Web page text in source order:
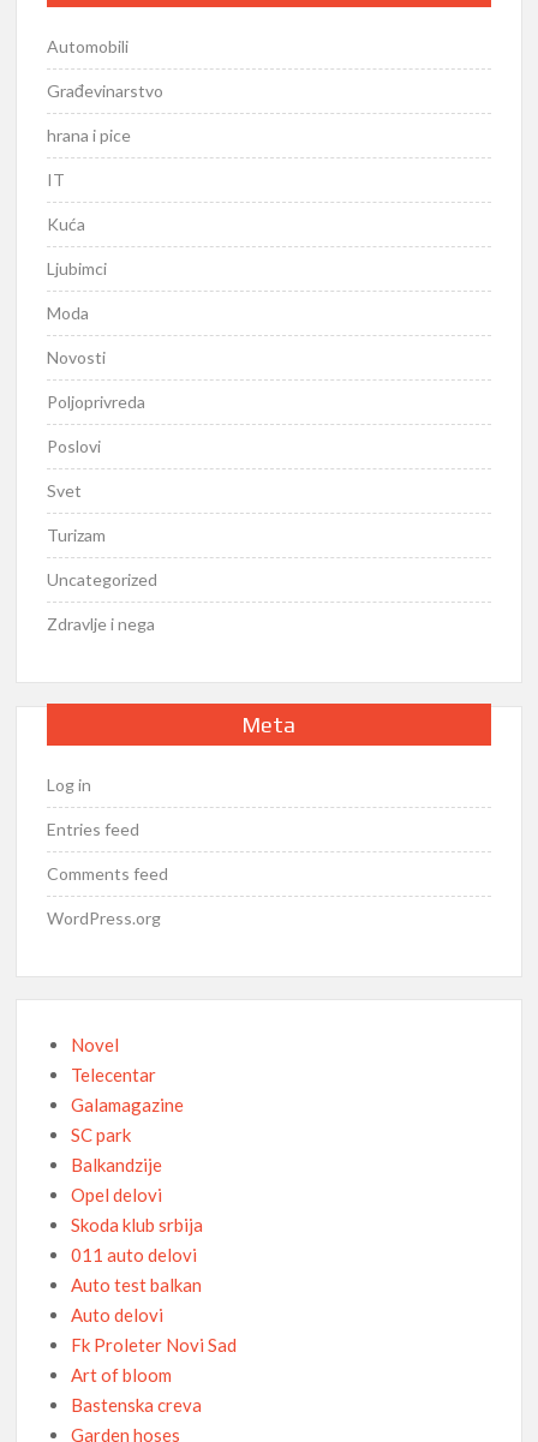
Automobili
Građevinarstvo
hrana i pice
IT
Kuća
Ljubimci
Moda
Novosti
Poljoprivreda
Poslovi
Svet
Turizam
Uncategorized
Zdravlje i nega
Meta
Log in
Entries feed
Comments feed
WordPress.org
Novel
Telecentar
Galamagazine
SC park
Balkandzije
Opel delovi
Skoda klub srbija
011 auto delovi
Auto test balkan
Auto delovi
Fk Proleter Novi Sad
Art of bloom
Bastenska creva
Garden hoses